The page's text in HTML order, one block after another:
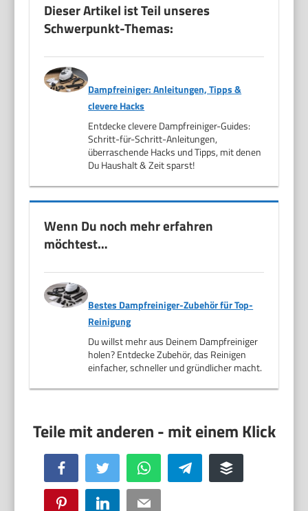
Dieser Artikel ist Teil unseres
Schwerpunkt-Themas:
Dampfreiniger: Anleitungen, Tipps &
clevere Hacks
Entdecke clevere Dampfreiniger-Guides:
Schritt-für-Schritt-Anleitungen,
überraschende Hacks und Tipps, mit denen
Du Haushalt & Zeit sparst!
Wenn Du noch mehr erfahren
möchtest…
Bestes Dampfreiniger-Zubehör für Top-
Reinigung
Du willst mehr aus Deinem Dampfreiniger
holen? Entdecke Zubehör, das Reinigen
einfacher, schneller und gründlicher macht.
Facebook Twitter WhatsApp Telegram Buffer
Pinterest LinkedIn Email